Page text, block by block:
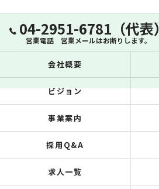
04-2951-6781（代表）
営業電話 営業メールはお断りします。
会社概要
ビジョン
事業案内
採用Q&A
求人一覧